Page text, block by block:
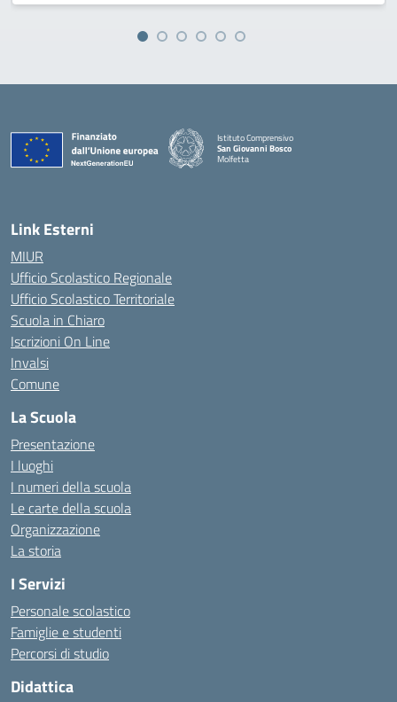
Istituto Comprensivo
San Giovanni Bosco
Molfetta
Link Esterni
MIUR
Ufficio Scolastico Regionale
Ufficio Scolastico Territoriale
Scuola in Chiaro
Iscrizioni On Line
Invalsi
Comune
La Scuola
Presentazione
I luoghi
I numeri della scuola
Le carte della scuola
Organizzazione
La storia
I Servizi
Personale scolastico
Famiglie e studenti
Percorsi di studio
Didattica